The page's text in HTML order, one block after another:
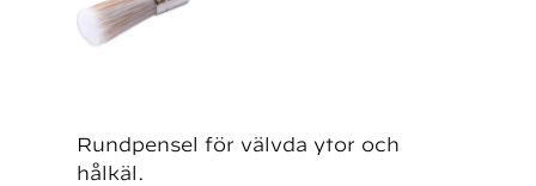
Rundpensel för välvda ytor och
hålkäl.